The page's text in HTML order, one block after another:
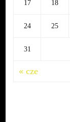
17 18
24 25
31
« cze